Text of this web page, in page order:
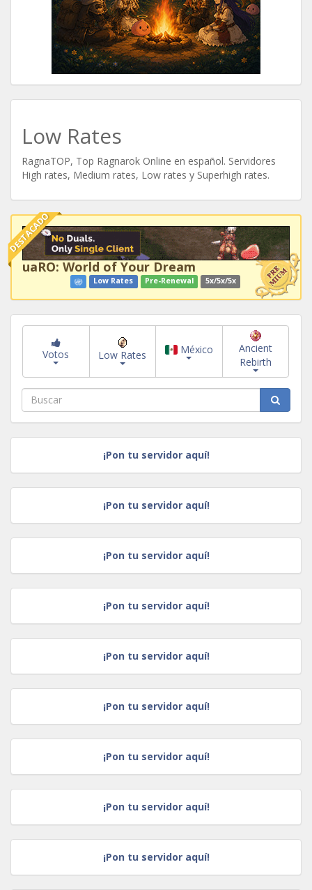
Low Rates
RagnaTOP, Top Ragnarok Online en español. Servidores
High rates, Medium rates, Low rates y Superhigh rates.
DESTACADO
uaRO: World of Your Dream
Low Rates Pre-Renewal 5x/5x/5x
Votos Low Rates México
Ancient
Rebirth
¡Pon tu servidor aquí!
¡Pon tu servidor aquí!
¡Pon tu servidor aquí!
¡Pon tu servidor aquí!
¡Pon tu servidor aquí!
¡Pon tu servidor aquí!
¡Pon tu servidor aquí!
¡Pon tu servidor aquí!
¡Pon tu servidor aquí!